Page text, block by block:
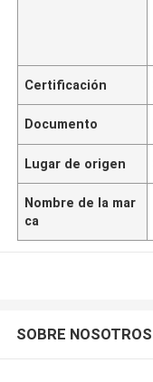
Certificación
Documento
Lugar de origen
Nombre de la mar
ca
SOBRE NOSOTROS